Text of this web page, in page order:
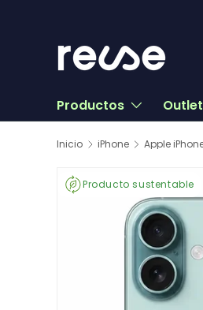
Productos Outlet
Inicio iPhone
Producto sustentable